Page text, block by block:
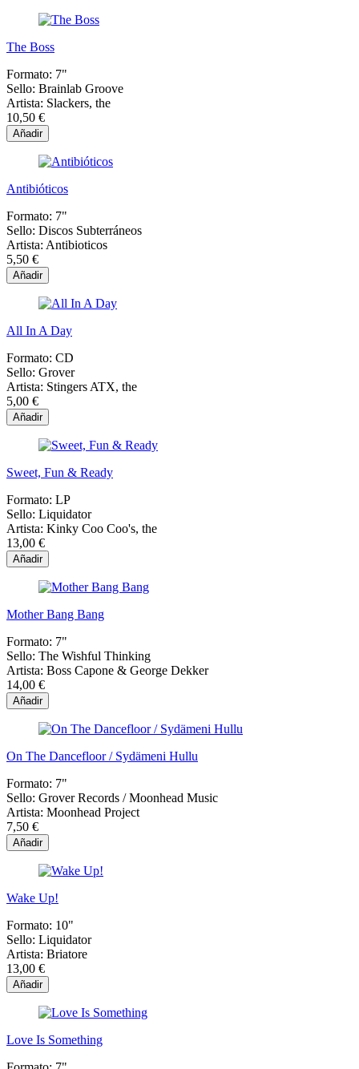
The Boss
Formato: 7"
Sello: Brainlab Groove
Artista: Slackers, the
10,50 €
Añadir
Antibióticos
Formato: 7"
Sello: Discos Subterráneos
Artista: Antibioticos
5,50 €
Añadir
All In A Day
Formato: CD
Sello: Grover
Artista: Stingers ATX, the
5,00 €
Añadir
Sweet, Fun & Ready
Formato: LP
Sello: Liquidator
Artista: Kinky Coo Coo's, the
13,00 €
Añadir
Mother Bang Bang
Formato: 7"
Sello: The Wishful Thinking
Artista: Boss Capone & George Dekker
14,00 €
Añadir
On The Dancefloor / Sydämeni Hullu
Formato: 7"
Sello: Grover Records / Moonhead Music
Artista: Moonhead Project
7,50 €
Añadir
Wake Up!
Formato: 10"
Sello: Liquidator
Artista: Briatore
13,00 €
Añadir
Love Is Something